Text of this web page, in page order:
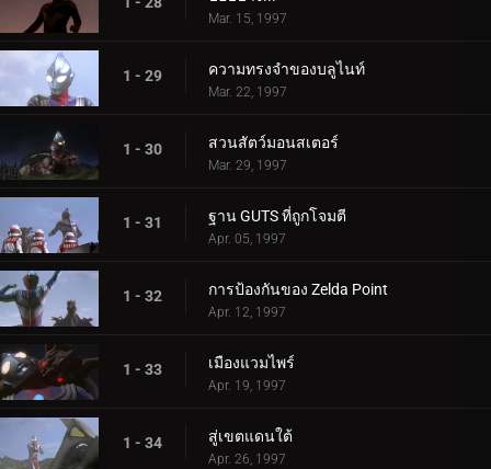
Mar. 15, 1997
1 - 29 ความทรงจำของบลูไนท์
Mar. 22, 1997
1 - 30 สวนสัตว์มอนสเตอร์
Mar. 29, 1997
1 - 31 ฐาน GUTS ที่ถูกโจมตี
Apr. 05, 1997
1 - 32 การป้องกันของ Zelda Point
Apr. 12, 1997
1 - 33 เมืองแวมไพร์
Apr. 19, 1997
1 - 34 สู่เขตแดนใต้
Apr. 26, 1997